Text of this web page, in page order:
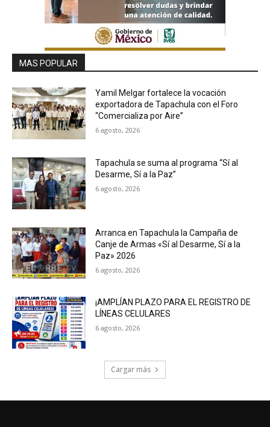
MAS POPULAR
Yamil Melgar fortalece la vocación
exportadora de Tapachula con el Foro
“Comercializa por Aire”
6 agosto, 2026
Tapachula se suma al programa “Sí al
Desarme, Sí a la Paz”
6 agosto, 2026
Arranca en Tapachula la Campaña de
Canje de Armas «Sí al Desarme, Sí a la
Paz» 2026
6 agosto, 2026
¡AMPLÍAN PLAZO PARA EL REGISTRO DE
LÍNEAS CELULARES
6 agosto, 2026
Cargar más